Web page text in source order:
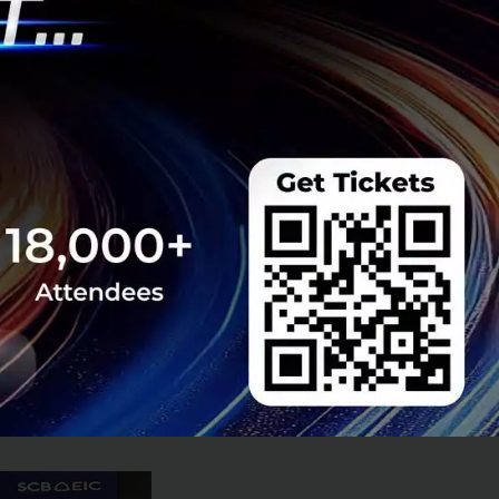
กล มีค่าเฉลี่ย
นไปจากนอก
ญภาวะเงินฝืด
คาพลังงานจะสิ้น
ามเสี่ยงด้านสูง
าศเปลี่ยนแปลง
ชนิดเพิ่มขึ้น เช่น
ด้ โดย SCB EIC
ะ 0.6% ตาม